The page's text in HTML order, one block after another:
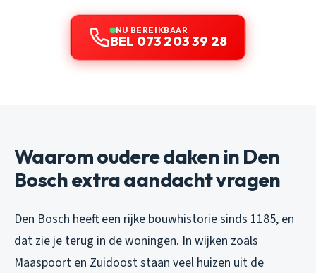
NU BEREIKBAAR
BEL 073 203 39 28
Waarom oudere daken in Den
Bosch extra aandacht vragen
Den Bosch heeft een rijke bouwhistorie sinds 1185, en
dat zie je terug in de woningen. In wijken zoals
Maaspoort en Zuidoost staan veel huizen uit de